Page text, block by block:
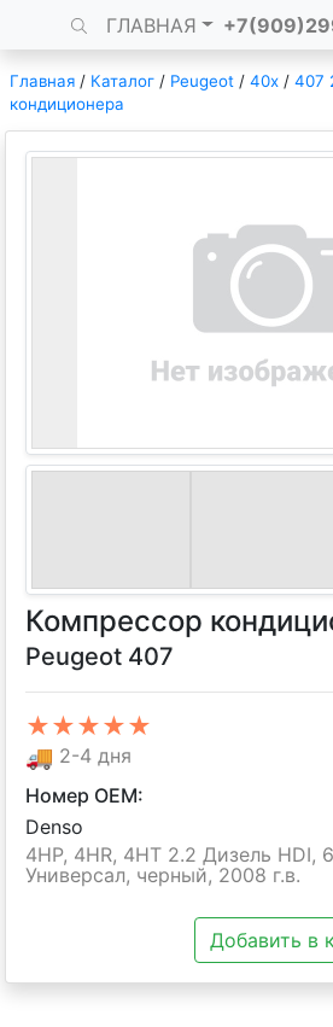
ГЛАВНАЯ
Главная / Каталог / Peugeot / 40x / 407
кондиционера
Компрессор
Peugeot 407
★★★★★
🚚 2-4 дня
Номер OEM:
Denso
4HP, 4HR, 4HT 2.2 Дизель HDI,
Универсал, черный, 2008 г.в.
Добавить в